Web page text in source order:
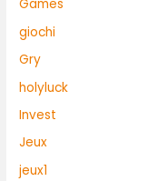
Games
giochi
Gry
holyluck
Invest
Jeux
jeux1